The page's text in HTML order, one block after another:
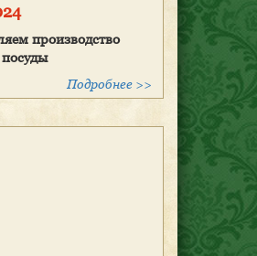
производство
Подробнее >>